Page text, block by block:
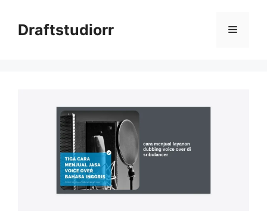
contentDraftstudiorr Menu